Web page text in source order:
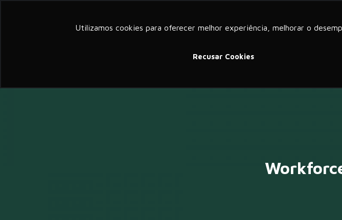
Utilizamos cookies para oferecer melhor experiência, melhorar o
Recusar Cookies